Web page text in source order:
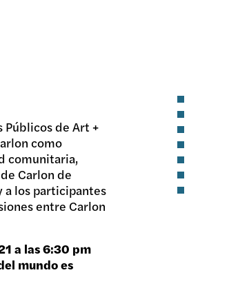
Públicos de Art +
como
comunitaria,
Carlon de
los participantes
entre Carlon
a las 6:30 pm
mundo es